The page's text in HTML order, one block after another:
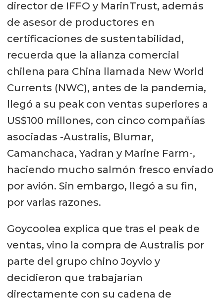
director de IFFO y MarinTrust, además
de asesor de productores en
certificaciones de sustentabilidad,
recuerda que la alianza comercial
chilena para China llamada New World
Currents (NWC), antes de la pandemia,
llegó a su peak con ventas superiores a
US$100 millones, con cinco compañías
asociadas -Australis, Blumar,
Camanchaca, Yadran y Marine Farm-,
haciendo mucho salmón fresco enviado
por avión. Sin embargo, llegó a su fin,
por varias razones.
Goycoolea explica que tras el peak de
ventas, vino la compra de Australis por
parte del grupo chino Joyvio y
decidieron que trabajarían
directamente con su cadena de